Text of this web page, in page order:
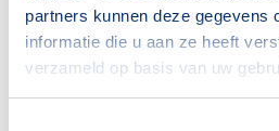
partners kunnen deze gegevens
informatie die u aan ze heeft
verzameld op basis van uw
Bron: CBS